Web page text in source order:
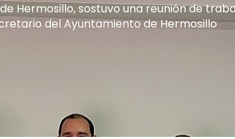
Hermosillo, sostuvo una reunión de
del Ayuntamiento de Hermosillo